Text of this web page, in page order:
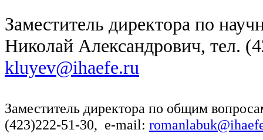
Заместитель директора по
Николай Александрович, тел.
kluyev@ihaefe.ru
Заместитель директора по общим
(423)222-51-30, e-mail: